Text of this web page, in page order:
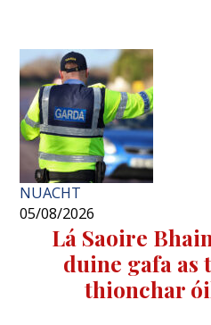
NUACHT
05/08/2026
Lá Saoire
duine gafa
thionchar